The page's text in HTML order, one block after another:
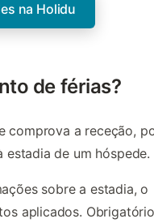
na Holidu
de férias?
comprova a receção,
de um hóspede.
sobre a estadia, o
aplicados. Obrigatório